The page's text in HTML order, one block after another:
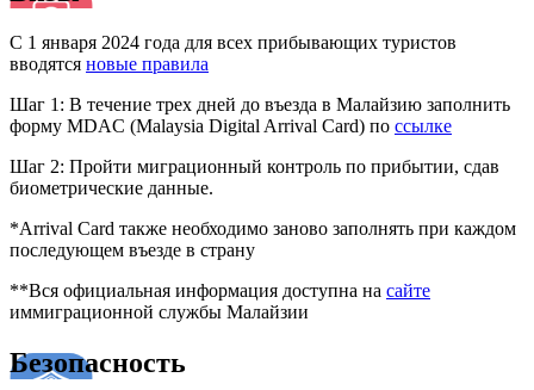
С 1 января 2024 года для всех прибывающих туристов
вводятся новые правила
Шаг 1: В течение трех дней до въезда в Малайзию заполнить
форму MDAC (Malaysia Digital Arrival Card) по ссылке
Шаг 2: Пройти миграционный контроль по прибытии, сдав
биометрические данные.
*Arrival Card также необходимо заново заполнять при каждом
последующем въезде в страну
**Вся официальная информация доступна на сайте
иммиграционной службы Малайзии
Безопасность